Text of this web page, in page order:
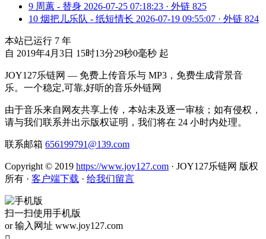
9 周蕙 - 替身 2026-07-25 07:18:23 · 外链 825
10 烟把儿乐队 - 纸短情长 2026-07-19 09:55:07 · 外链 824
本站已运行 7 年
自 2019年4月3日 15时13分29秒0毫秒 起
JOY127乐链网 — 免费上传音乐与 MP3，免费生成背景音
乐。一个稳定,可靠,好听的音乐外链网
由于音乐来自网友共享上传，本站未及逐一审核；如有侵权，
请与我们联系并出示版权证明，我们将在 24 小时内处理。
联系邮箱 656199791@139.com
Copyright © 2019 https://www.joy127.com · JOY127乐链网 版权
所有 · 客户端下载 · 给我们留言
扫一扫使用手机版
or 输入网址 www.joy127.com